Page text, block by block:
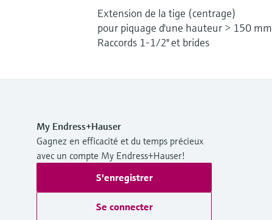
Extension de la tige (centrage)
pour piquage d'une hauteur > 150 mm
Raccords 1-1/2" et brides
My Endress+Hauser
Gagnez en efficacité et du temps précieux
avec un compte My Endress+Hauser!
S'enregistrer
Se connecter